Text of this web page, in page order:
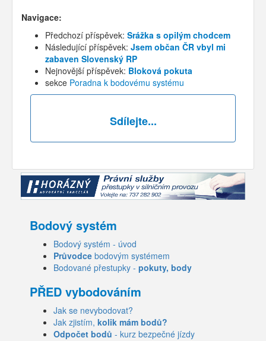
Navigace:
Předchozí příspěvek: Srážka s opilým chodcem
Následující příspěvek: Jsem občan ČR vbyl mi
zabaven Slovenský RP
Nejnovější příspěvek: Bloková pokuta
sekce Poradna k bodovému systému
Sdílejte...
Bodový systém
Bodový systém - úvod
Průvodce bodovým systémem
Bodované přestupky - pokuty, body
PŘED vybodováním
Jak se nevybodovat?
Jak zjistím, kolik mám bodů?
Odpočet bodů - kurz bezpečné jízdy